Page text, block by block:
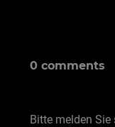
0 comments
Bitte melden